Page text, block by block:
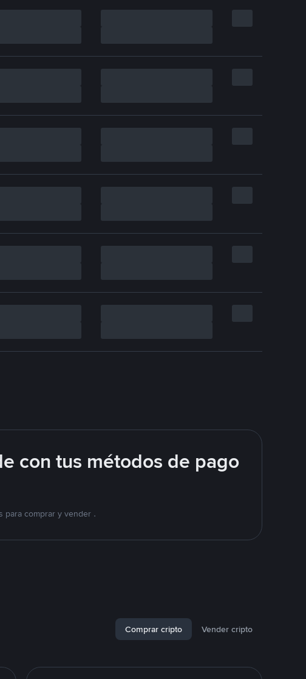
con tus métodos de pago
para comprar y vender .
Comprar cripto Vender cripto